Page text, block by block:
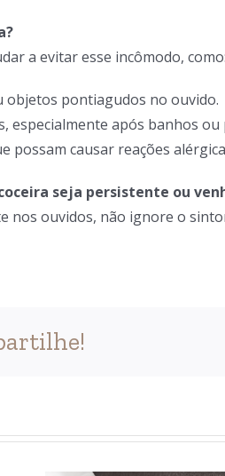
a evitar esse incômodo, como:
objetos pontiagudos no ouvido.
especialmente após banhos ou
possam causar reações
seja persistente ou
nos ouvidos, não ignore o